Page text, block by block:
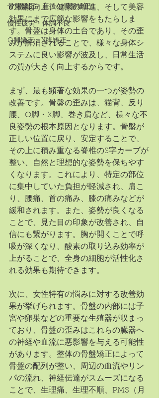
骨盤矯正・産後の骨盤矯正
慢性疲労・体調不良
O脚矯正・X脚矯正
の機能向上、健康の増進、そして美容
効果にまで広範な影響をもたらしま
す。骨盤は身体の土台であり、その歪
みが解消されることで、様々な身体シ
ステムに良い影響が波及し、日常生活
の質が大きく向上するからです。
まず、最も顕著な効果の一つが姿勢の
改善です。骨盤の歪みは、猫背、反り
腰、O脚・X脚、巻き肩など、様々な不
良姿勢の根本原因となります。骨盤が
正しい位置に戻り、安定することで、
その上に積み重なる脊椎のS字カーブが
整い、自然と理想的な姿勢を保ちやす
くなります。これにより、特定の部位
に集中していた負担が軽減され、肩こ
り、腰痛、首の痛み、膝の痛みなどが
緩和されます。また、姿勢が良くなる
ことで、見た目の印象が改善され、自
信にも繋がります。胸が開くことで呼
吸が深くなり、酸素の取り込み効率が
上がることで、全身の細胞が活性化さ
れる効果も期待できます。
次に、女性特有の悩みに対する改善効
果が挙げられます。骨盤の内部には子
宮や卵巣などの重要な生殖器が収まっ
ており、骨盤の歪みはこれらの臓器へ
の神経や血流に悪影響を与える可能性
があります。整体の骨盤矯正によって
骨盤の配列が整い、周辺の血流やリン
パの流れ、神経伝達がスムーズになる
ことで、生理痛、生理不順、PMS（月